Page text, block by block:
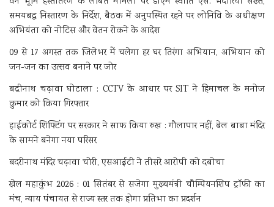
समयबद्ध निस्तारण के निर्देश, बैठक में अनुपस्थित रहने पर लोनिवि के अधीक्षण
अभियंता को नोटिस और वेतन रोकने के आदेश
09 से 17 अगस्त तक जिलेभर में चलेगा हर घर तिरंगा अभियान, अभियान को
जन-जन का उत्सव बनाने पर जोर
बद्रीनाथ चढ़ावा घोटाला : CCTV के आधार पर SIT ने हिमाचल के मनोज
कुमार को किया गिरफ्तार
हाईकोर्ट शिफ्टिंग पर सरकार ने साफ किया रुख : गौलापार नहीं, बेल बाबा मंदिर
के सामने बनेगा नया परिसर
बदरीनाथ मंदिर चढ़ावा चोरी, एसआईटी ने तीसरे आरोपी को दबोचा
खेल महाकुंभ 2026 : 01 सितंबर से सजेगा मुख्यमंत्री चौम्पियनशिप ट्रॉफी का
मंच, न्याय पंचायत से राज्य स्तर तक होगा प्रतिभा का प्रदर्शन